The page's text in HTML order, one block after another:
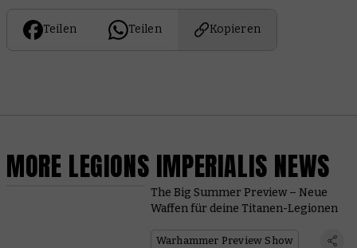
Teilen Teilen Kopieren
MORE LEGIONS IMPERIALIS NEWS
The Big Summer Preview – Neue
Waffen für deine Titanen-Legionen
Warhammer Preview Show